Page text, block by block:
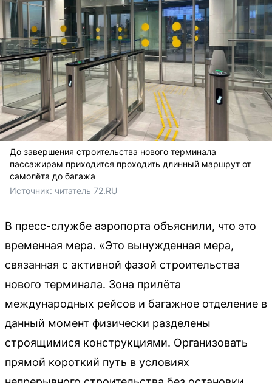
До завершения строительства нового терминала
пассажирам приходится проходить длинный маршрут от
самолёта до багажа
Источник: читатель 72.RU
В пресс-службе аэропорта объяснили, что это
временная мера. «Это вынужденная мера,
связанная с активной фазой строительства
нового терминала. Зона прилёта
международных рейсов и багажное отделение в
данный момент физически разделены
строящимися конструкциями. Организовать
прямой короткий путь в условиях